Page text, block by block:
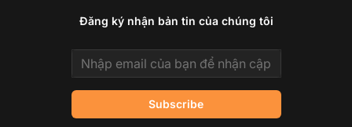
Đăng ký nhận bản tin của chúng tôi
Email address
Subscribe